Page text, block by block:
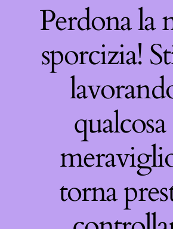
Perdona la
sporcizia!
torna